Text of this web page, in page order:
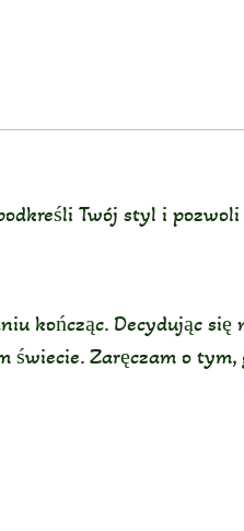
Twój styl i
kończąc. Decydując się
świecie. Zaręczam o tym,